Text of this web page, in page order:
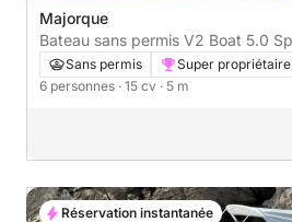
Majorque
Sans permis
Super propriétaire
6 personnes · 15 cv · 5 m
Réservation instantanée